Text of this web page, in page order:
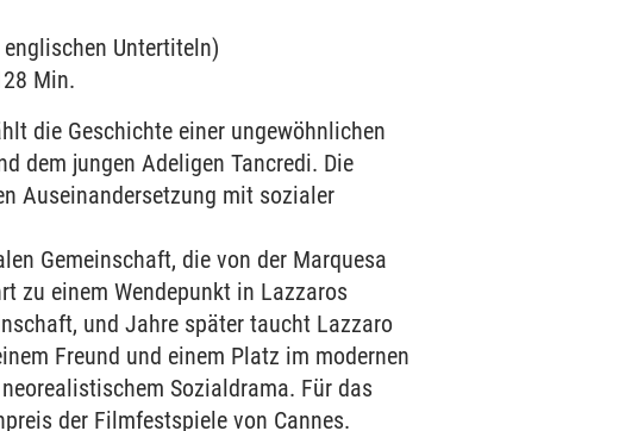
Untertiteln)
Min.
die Geschichte einer ungewöhnlichen
dem jungen Adeligen Tancredi. Die
Auseinandersetzung mit sozialer
Gemeinschaft, die von der Marquesa
zu einem Wendepunkt in Lazzaros
und Jahre später taucht Lazzaro
Freund und einem Platz im modernen
Sozialdrama. Für das
der Filmfestspiele von Cannes.